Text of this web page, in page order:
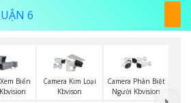
6
Biển
Camera Kim Loại
Kbvison
Camera Phân Biệt
Người Kbvision